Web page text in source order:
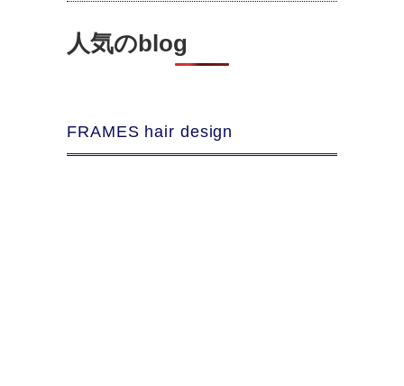
人気のblog
FRAMES hair design